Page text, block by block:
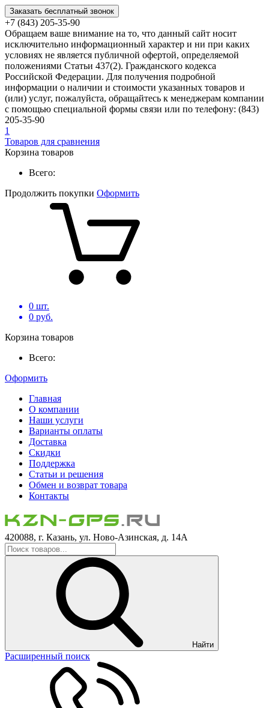
Заказать бесплатный звонок
+7 (843) 205-35-90
Обращаем ваше внимание на то, что данный сайт носит
исключительно информационный характер и ни при каких
условиях не является публичной офертой, определяемой
положениями Статьи 437(2). Гражданского кодекса
Российской Федерации. Для получения подробной
информации о наличии и стоимости указанных товаров и
(или) услуг, пожалуйста, обращайтесь к менеджерам компании
с помощью специальной формы связи или по телефону: (843)
205-35-90
1
Товаров для сравнения
Корзина товаров
Всего:
Продолжить покупки Оформить
0 шт.
0 руб.
Корзина товаров
Всего:
Оформить
Главная
О компании
Наши услуги
Варианты оплаты
Доставка
Скидки
Поддержка
Статьи и решения
Обмен и возврат товара
Контакты
420088, г. Казань, ул. Ново-Азинская, д. 14А
Найти
Расширенный поиск